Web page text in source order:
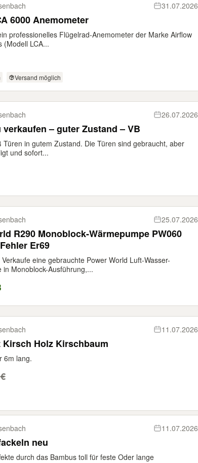
31.07.2026
6000 Anemometer
professionelles Flügelrad-Anemometer der Marke Airflow
(Modell LCA...
Versand möglich
26.07.2026
verkaufen – guter Zustand – VB
Türen in gutem Zustand. Die Türen sind gebraucht, aber
und sofort...
25.07.2026
R290 Monoblock-Wärmepumpe PW060
Er69
eine gebrauchte Power World Luft-Wasser-
in Monoblock-Ausführung,...
11.07.2026
Kirsch Holz Kirschbaum
6m lang.
11.07.2026
neu
durch das Bambus toll für feste Oder lange